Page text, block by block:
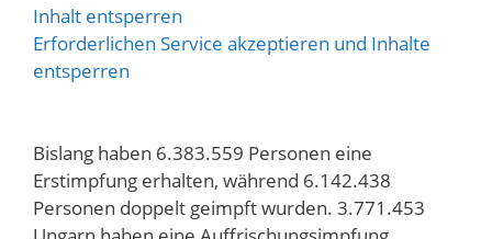
Inhalt entsperren
Erforderlichen Service akzeptieren und Inhalte
entsperren
Bislang haben 6.383.559 Personen eine
Erstimpfung erhalten, während 6.142.438
Personen doppelt geimpft wurden. 3.771.453